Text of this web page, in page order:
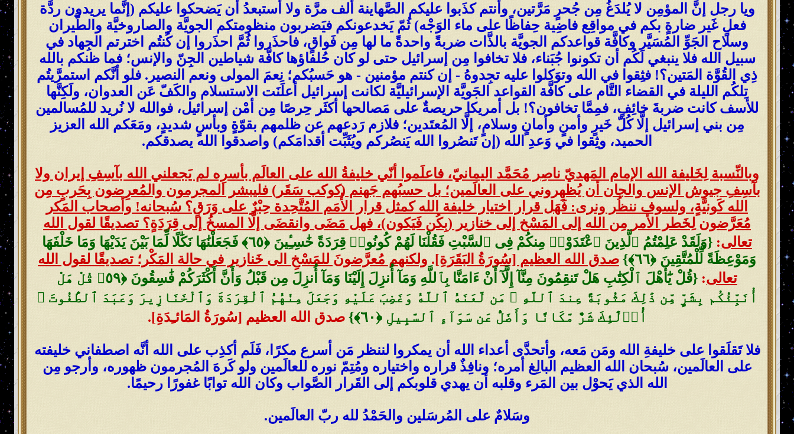
ويا رجل إنَّ المؤمِن لا يُلدَغُ مِن جُحرٍ مَرَّتين، وأنتم كذَبوا عليكم الصَّهاينة ألف مرَّة ولا أستبعدُ أن يَضحكوا عليكم (إنَّما يريدون ردَّة
فعلٍ غَير ضارةٍ بكم في مواقِع فاضِية حِفاظًا على ماء الوَجْه) ثُمّ يَخدعونكم فيَضربون منظومتكم الجويَّة والصاروخيَّة والطَّيران
وسلاح الجَوِّ المُسَيَّر وكافَّة قواعدكم الجويَّة بالذَّات ضربةً واحدةً ما لها مِن فَواقٍ، فاحذَروا ثُمَّ احذَروا إن كُنتُم اخترتم الجِهاد في
سبيل الله فلا ينبغي لَكُم أن تكونوا جُبَناء، فلا تخافوا مِن إسرائيل حتى لو كان حُلفاؤها كافَّة شياطين الجِنّ والإنس؛ فما ظنكم بالله
ذِي القُوَّة المَتين؟! فثِقوا في الله وتوَكلوا عليه تجِدوهُ - إن كنتم مؤمنين - هو حَسبُكم؛ نِعمَ المولى ونعم النصير. فلو أنَّكم استمرَّيتُم
تِلكُم الليلة في القضاء التَّام على كافَّة القواعد الجَويَّة الإسرائيليَّة لكانت إسرائيل أعلَنَت الاستسلام والكَفّ عَن العدوان، ولَكِنَّها
للأسف كانت ضربةَ خائِفٍ، فمِمَّا تخافون؟! بل أمريكا حريصةٌ على مَصالحها أكثَر حِرصًا مِن أمْن إسرائيل، فوالله لا نُريد للمُسالمين
مِن بني إسرائيل إلَّا كُلّ خَيرٍ وأمنٍ وأمانٍ وسلامٍ، إلَّا المُعتَدين؛ فلازم رَدعهم عن ظلمهم بقوّةٍ وبأسٍ شديدٍ، ومَعَكم الله العزيز
الحميد، وثِقوا في وَعدِ الله (إن تَنصُروا الله يَنصُركم ويُثَبِّت أقدامَكم) واصدقوا الله يصدقكم.
وبالنِّسبة لِخَليفة الله الإمام المَهديّ ناصِر مُحَمَّد اليمانيّ، فاعلَموا أنّي خليفةُ الله على العالَم بأسرِه لم يَجعلني الله بآسِفِ إيران ولا
بآسِفِ جيوش الإنس والجان أن يُظهِروني على العالَمين؛ بل حسبُهم جَهنم (كوكب سَقَر) فليبشر المجرمون والمُعرِضون بِحَربٍ مِن
الله كَونيَّةٍ، ولسوف ننظُر ونرى: فَهَل قرار اختيار خليفة الله كمثل قرار الأُمَم المُتَّحِدة حِبْرٌ على وَرَقٍ؟ سُبحانه! وأصحاب المَكر
مُعَرَّضون لِخَطر الأمر مِن الله إلى المَسْخ إلى خنازير (بِكُن فَيَكون)، فهل مَضَى وانقضَى إلَّا المسخُ إلى قِرَدَةٍ؟ تصديقًا لقول الله
تعالى:
{وَلَقَدْ عَلِمْتُمُ ٱلَّذِينَ ٱعْتَدَوْا۟ مِنكُمْ فِى ٱلسَّبْتِ فَقُلْنَا لَهُمْ كُونُوا۟ قِرَدَةً خَٰسِـِٔينَ ‎﴿٦٥﴾‏ فَجَعَلْنَٰهَا نَكَٰلًا لِّمَا بَيْنَ يَدَيْهَا وَمَا خَلْفَهَا
وَمَوْعِظَةً لِّلْمُتَّقِينَ ‎﴿٦٦﴾}
صدق الله العظيم [سُورَةُ البَقَرَةِ]. ولكنهم مُعرَّضونَ للمَسْخِ الى خَنازير في حالة المَكْر؛ تصديقًا لقول الله
تعالى:
{قُلْ يَٰٓأَهْلَ ٱلْكِتَٰبِ هَلْ تَنقِمُونَ مِنَّآ إِلَّآ أَنْ ءَامَنَّا بِٱللَّهِ وَمَآ أُنزِلَ إِلَيْنَا وَمَآ أُنزِلَ مِن قَبْلُ وَأَنَّ أَكْثَرَكُمْ فَٰسِقُونَ ‎﴿٥٩﴾‏ قُلْ هَلْ
أُنَبِّئُكُم بِشَرٍّ مِّن ذَٰلِكَ مَثُوبَةً عِندَ ٱللَّهِ ۚ مَن لَّعَنَهُ ٱللَّهُ وَغَضِبَ عَلَيْهِ وَجَعَلَ مِنْهُمُ ٱلْقِرَدَةَ وَٱلْخَنَازِيرَ وَعَبَدَ ٱلطَّٰغُوتَ ۚ
أُو۟لَٰٓئِكَ شَرٌّ مَّكَانًا وَأَضَلُّ عَن سَوَآءِ ٱلسَّبِيلِ ‎﴿٦٠﴾‏}
صدق الله العظيم [سُورَةُ المَائـِدَةِ].
فلا تَقلَقوا على خليفةِ الله ومَن مَعه، وأتحدَّى أعداء الله أن يمكروا لننظر مَن أسرع مكرًا، فَلَم أكذِب على الله أنَّه اصطفاني خليفته
على العالَمين، سُبحان الله العظيم البالِغ أمره؛ ونافِذٌ قراره واختياره ومُتِمّ نوره للعالَمين ولو كَرهَ المُجرمون ظهوره، وأرجو مِن
الله الذي يَحوْل بين المَرء وقلبه أن يهدي قلوبكم إلى القَرار الصَّواب وكان الله توابًا غفورًا رحيمًا.
وسَلامٌ على المُرسَلين والحَمْدُ لله ربّ العالَمين.